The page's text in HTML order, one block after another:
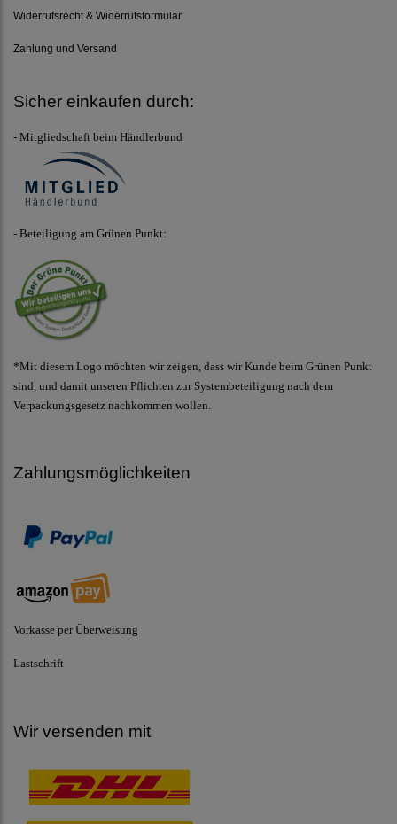
Widerrufsrecht & Widerrufsformular
Zahlung und Versand
Sicher einkaufen durch:
- Mitgliedschaft beim Händlerbund
- Beteiligung am Grünen Punkt:
*Mit diesem Logo möchten wir zeigen, dass wir Kunde beim Grünen Punkt
sind, und damit unseren Pflichten zur Systembeteiligung nach dem
Verpackungsgesetz nachkommen wollen.
Zahlungsmöglichkeiten
Vorkasse per Überweisung
Lastschrift
Wir versenden mit